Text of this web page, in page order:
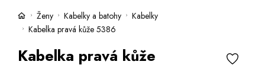
Ženy Kabelky a batohy
Kabelky
Kabelka pravá kůže 5386
Kabelka pravá kůže